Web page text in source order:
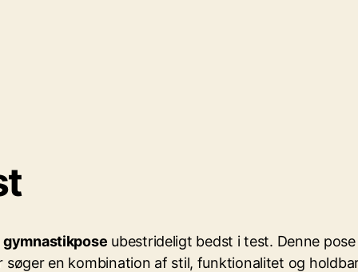
gymnastikpose ubestrideligt bedst i test. Denne
en kombination af stil, funktionalitet og